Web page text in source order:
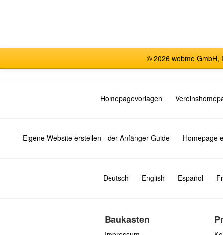
© 2026 webme GmbH,
Homepagevorlagen
Eigene Website erstellen - der Anfänger Guide Homepage
Deutsch English Español
Baukasten